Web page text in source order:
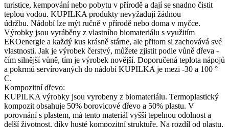
turistice, kempování nebo pobytu v přírodě a dají se snadno čistit
teplou vodou. KUPILKA produkty nevyžadují žádnou
údržbu. Nádobí lze mýt ručně v přírodě nebo doma v myčce.
Výrobky jsou vyráběny z vlastního biomateriálu s využitím
EKOenergie a každý kus krásně stárne, ale přitom si zachovává své
vlastnosti. Jak je výrobek čerstvý, můžete zjistit podle vůně dřeva -
čím silnější vůně, tím je výrobek novější. Doporučená teplota nápojů
a pokrmů servírovaných do nádobí KUPILKA je mezi -30 a 100 °
C.
Kompozitní dřevo:
KUPILKA výrobky jsou vyrobeny z biomateriálu. Termoplastický
kompozit obsahuje 50% borovicové dřevo a 50% plastu. V
porovnání s plastem, má tento materiál vyšší tepelnou odolnost a
delší životnost, díky husté kompozitní struktuře. Na rozdíl od plastu,